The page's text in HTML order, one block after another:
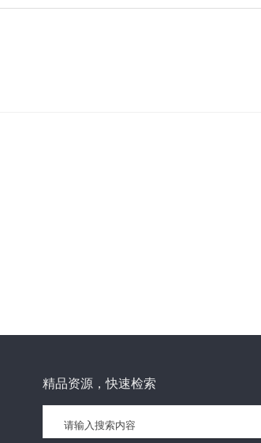
精品资源，快速检索